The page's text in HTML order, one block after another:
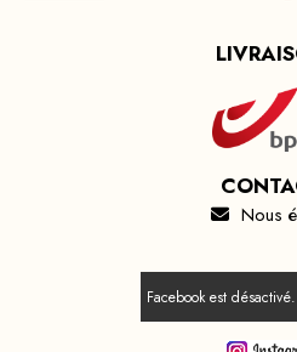
 Nous
Facebook est désactivé.